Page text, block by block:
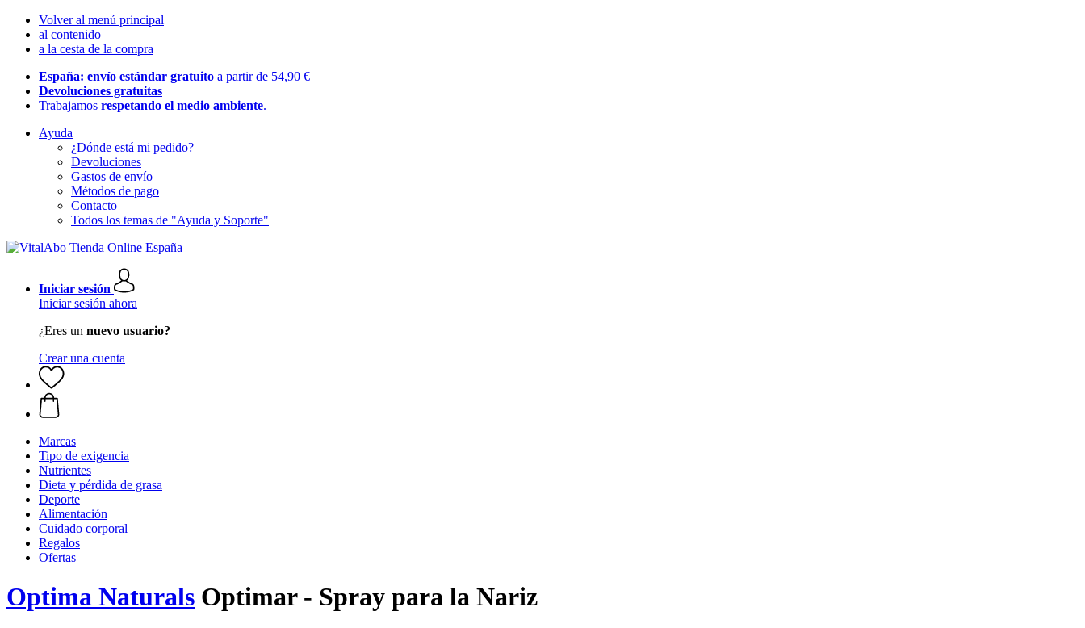
Volver al menú principal
al contenido
a la cesta de la compra
España: envío estándar gratuito a partir de 54,90 €
Devoluciones gratuitas
Trabajamos respetando el medio ambiente.
Ayuda
¿Dónde está mi pedido?
Devoluciones
Gastos de envío
Métodos de pago
Contacto
Todos los temas de "Ayuda y Soporte"
Iniciar sesión
Iniciar sesión ahora
¿Eres un nuevo usuario?
Crear una cuenta
Marcas
Tipo de exigencia
Nutrientes
Dieta y pérdida de grasa
Deporte
Alimentación
Cuidado corporal
Regalos
Ofertas
Optima Naturals Optimar - Spray para la Nariz